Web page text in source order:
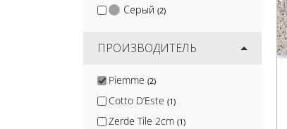
Серый (2)
ПРОИЗВОДИТЕЛЬ
Piemme (2)
Cotto D’Este (1)
Zerde Tile 2cm (1)